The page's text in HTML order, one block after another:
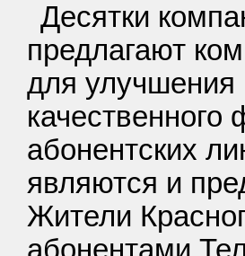
Десятки
предлагают
для улучшения
качественного
абонентских
являются и
Жители